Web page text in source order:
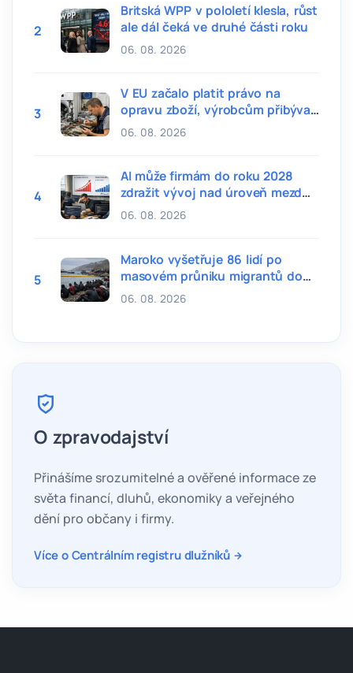
2
Britská WPP v pololetí klesla, růst
ale dál čeká ve druhé části roku
06. 08. 2026
3
V EU začalo platit právo na
opravu zboží, výrobcům přibývají
povinnosti
06. 08. 2026
4
AI může firmám do roku 2028
zdražit vývoj nad úroveň mezd
programátorů
06. 08. 2026
5
Maroko vyšetřuje 86 lidí po
masovém průniku migrantů do
Ceuty
06. 08. 2026
O zpravodajství
Přinášíme srozumitelné a ověřené informace ze
světa financí, dluhů, ekonomiky a veřejného
dění pro občany i firmy.
Více o Centrálním registru dlužníků